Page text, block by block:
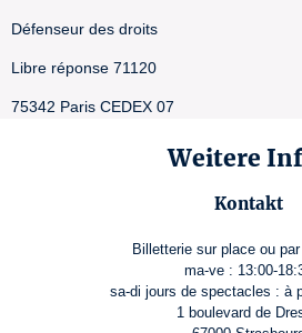
Défenseur des droits
Libre réponse 71120
75342 Paris CEDEX 07
Weitere
Kontakt
Billetterie sur place ou
ma-ve : 13:00-
sa-di jours de spectacles : à
1 boulevard de